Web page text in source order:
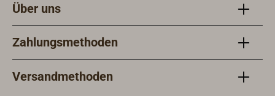
Über uns
Zahlungsmethoden
Versandmethoden